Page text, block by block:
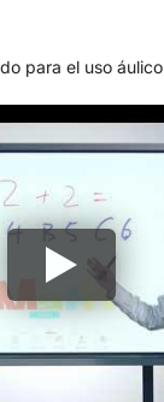
para el uso áulico